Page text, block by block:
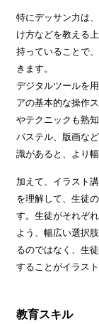
特にデッサン力は
け方などを教える
持っていることで
きます。
デジタルツールを
アの基本的な操作
やテクニックも熟
パステル、版画な
識があると、より
加えて、イラスト
を理解して、生徒
す。生徒がそれぞ
よう、幅広い選択
るのではなく、生
することがイラス
教育スキル